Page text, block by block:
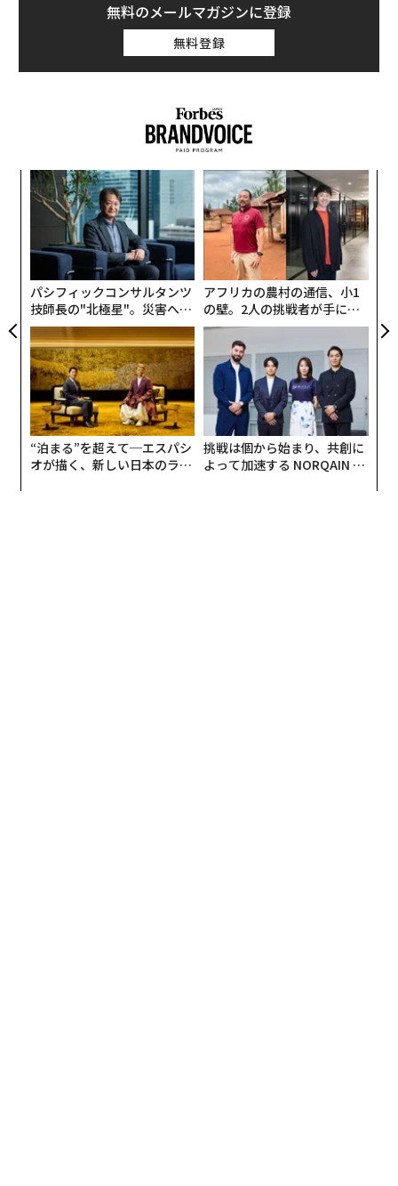
無料のメールマガジンに登録
無料登録
パシフィックコンサルタンツ
技師長の"北極星"。災害への
無力感を乗り越え見つけた、
防災一筋20年の答え
アフリカの農村の通信、小1
の壁。2人の挑戦者が手にし
た「次なる武器」
“泊まる”を超えて─エスパシ
オが描く、新しい日本のラグ
挑戦は個から始まり、共創に
よって加速する NORQAIN JA